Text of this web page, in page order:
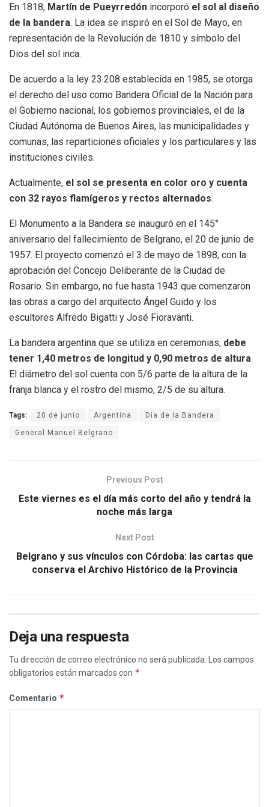
En 1818, Martín de Pueyrredón incorporó el sol al diseño
de la bandera. La idea se inspiró en el Sol de Mayo, en
representación de la Revolución de 1810 y símbolo del
Dios del sol inca.
De acuerdo a la ley 23.208 establecida en 1985, se otorga
el derecho del uso como Bandera Oficial de la Nación para
el Gobierno nacional, los gobiernos provinciales, el de la
Ciudad Autónoma de Buenos Aires, las municipalidades y
comunas, las reparticiones oficiales y los particulares y las
instituciones civiles.
Actualmente, el sol se presenta en color oro y cuenta
con 32 rayos flamígeros y rectos alternados.
El Monumento a la Bandera se inauguró en el 145°
aniversario del fallecimiento de Belgrano, el 20 de junio de
1957. El proyecto comenzó el 3 de mayo de 1898, con la
aprobación del Concejo Deliberante de la Ciudad de
Rosario. Sin embargo, no fue hasta 1943 que comenzaron
las obras a cargo del arquitecto Ángel Guido y los
escultores Alfredo Bigatti y José Fioravanti.
La bandera argentina que se utiliza en ceremonias, debe
tener 1,40 metros de longitud y 0,90 metros de altura.
El diámetro del sol cuenta con 5/6 parte de la altura de la
franja blanca y el rostro del mismo, 2/5 de su altura.
Tags: 20 de junio Argentina Día de la Bandera
General Manuel Belgrano
Previous Post
Este viernes es el día más corto del año y tendrá la
noche más larga
Next Post
Belgrano y sus vínculos con Córdoba: las cartas que
conserva el Archivo Histórico de la Provincia
Deja una respuesta
Tu dirección de correo electrónico no será publicada.
Los campos
obligatorios están marcados con *
Comentario *